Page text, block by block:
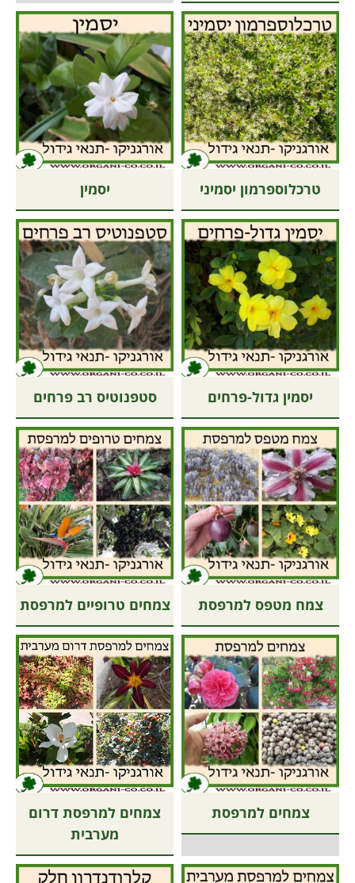
טרכלוספרמון יסמיני יסמין
יסמין גדול-פרחים סטפנוטיס רב פרחים
צמח מטפס למרפסת צמחים טרופיים למרפסת
צמחים למרפסת
צמחים למרפסת דרום
מערבית